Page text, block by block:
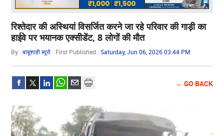
रिश्तेदार की अस्थियां विसर्जित करने जा रहे परिवार की गाड़ी का
हाईवे पर भयानक एक्सीडेंट, 8 लोगों की मौत
By :बाबूशाही ब्यूरो First Published :Saturday, Jun 06, 2026 03:44 PM
← GO BACK